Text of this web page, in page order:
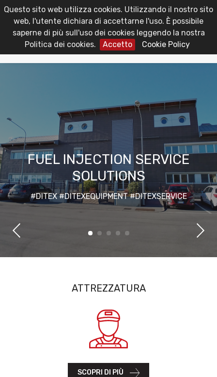
Questo sito web utilizza cookies. Utilizzando il nostro sito
web, l'utente dichiara di accettarne l'uso. È possibile
saperne di più sull'uso dei cookies leggendo la nostra
Politica dei cookies.
Accetto Cookie Policy
Area Riservata
FUEL INJECTION SERVICE
SOLUTIONS
#DITEX #DITEXEQUIPMENT #DITEXSERVICE
ATTREZZATURA
SCOPRI DI PIÙ